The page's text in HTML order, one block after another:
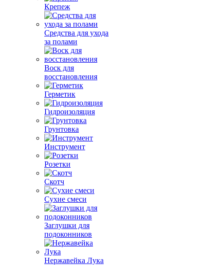
Крепеж
Средства для ухода
за полами
Воск для
восстановления
Герметик
Гидроизоляция
Грунтовка
Инструмент
Розетки
Скотч
Сухие смеси
Заглушки для
подоконников
Нержавейка Лука